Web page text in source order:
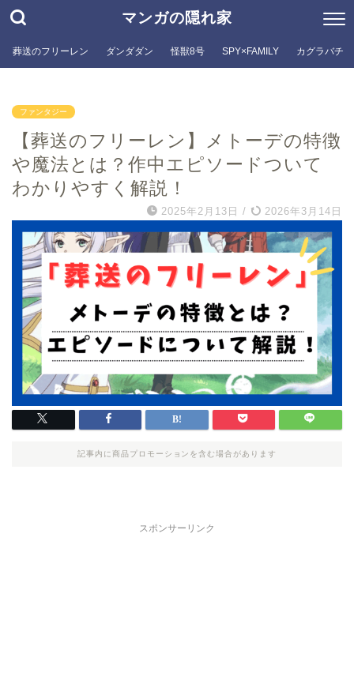
マンガの隠れ家
葬送のフリーレン ダンダダン 怪獣8号 SPY×FAMILY カグラバチ
ファンタジー
【葬送のフリーレン】メトーデの特徴
や魔法とは？作中エピソードついて
わかりやすく解説！
2025年2月13日 / 2026年3月14日
記事内に商品プロモーションを含む場合があります
スポンサーリンク